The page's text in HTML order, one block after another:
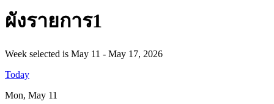
ผังรายการ1
Week selected is May 11 - May 17, 2026
Today
Mon, May 11